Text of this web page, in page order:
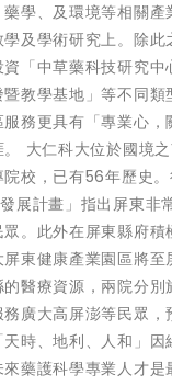
學、及環境等相關產
及學術研究上。除
「中草藥科技研究
教學基地」等不同
務更具有「專業心，
大仁科大位於國境
校，已有56年歷史
展計畫」指出屏東非
。此外在屏東縣府
東健康產業園區將
醫療資源，兩院分別
廣大高屏澎等民眾，
時、地利、人和」因
藥護科學專業人才是